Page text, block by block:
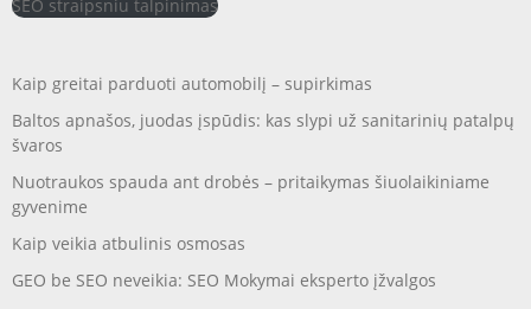
SEO straipsniu talpinimas
Kaip greitai parduoti automobilį – supirkimas
Baltos apnašos, juodas įspūdis: kas slypi už sanitarinių patalpų
švaros
Nuotraukos spauda ant drobės – pritaikymas šiuolaikiniame
gyvenime
Kaip veikia atbulinis osmosas
GEO be SEO neveikia: SEO Mokymai eksperto įžvalgos